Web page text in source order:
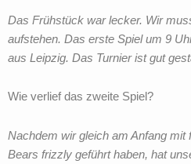
Das Frühstück war lecker. Wir
aufstehen. Das erste Spiel um 9
aus Leipzig. Das Turnier ist gut
Wie verlief das zweite Spiel?
Nachdem wir gleich am Anfang mit
Bears frizzly geführt haben, hat